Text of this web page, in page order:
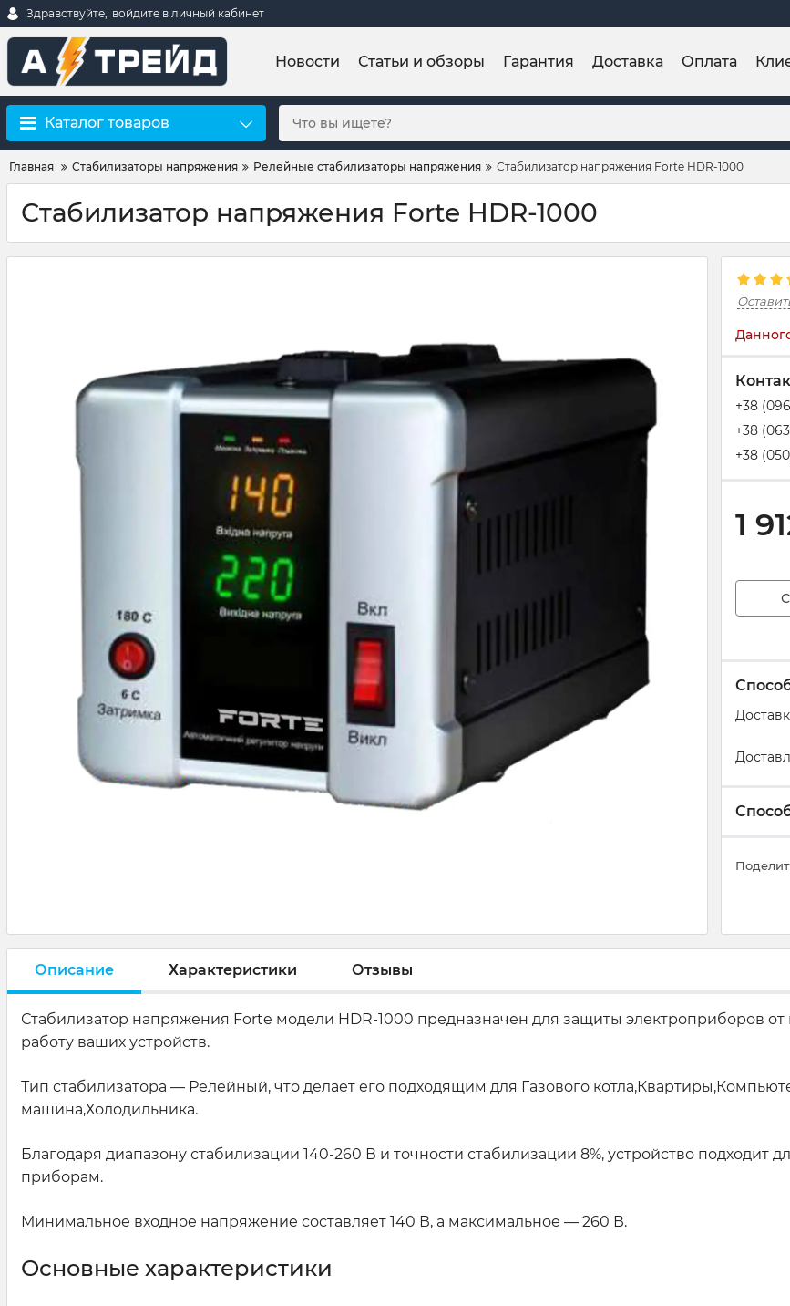
Здравствуйте, войдите в личный кабинет
Новости Статьи и обзоры Гарантия Доставка Оплата
Каталог товаров
Главная Стабилизаторы напряжения Релейные стабилизаторы напряжения Стабилизатор напряжения Forte HDR-1000
Стабилизатор напряжения Forte HDR-1000
+38
+38
+38
1
Описание Характеристики Отзывы
Стабилизатор напряжения Forte модели HDR-1000 предназначен для защиты электроприборов
работу ваших устройств.
Тип стабилизатора — Релейный, что делает его подходящим для Газового
машина,Холодильника.
Благодаря диапазону стабилизации 140-260 В и точности стабилизации 8%, устройство
приборам.
Минимальное входное напряжение составляет 140 В, а максимальное — 260 В.
Основные характеристики